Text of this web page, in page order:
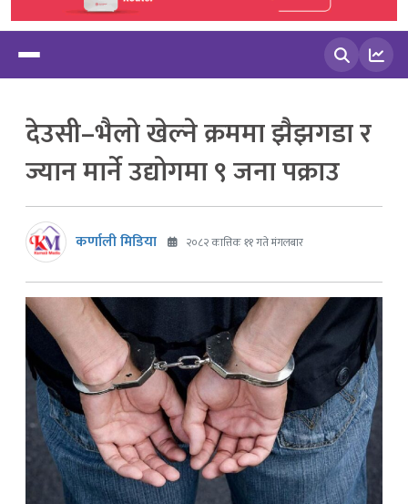
देउसी–भैलो खेल्ने क्रममा झैझगडा र
ज्यान मार्ने उद्योगमा ९ जना पक्राउ
कर्णाली मिडिया २०८२ कात्तिक ११ गते मंगलबार